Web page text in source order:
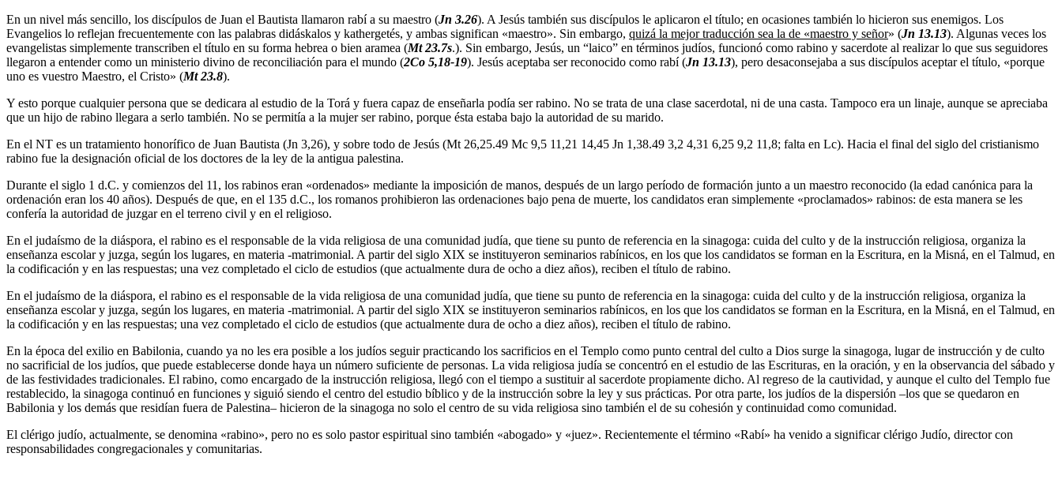
En un nivel más sencillo, los discípulos de Juan el Bautista llamaron rabí a su maestro (Jn 3.26). A Jesús también sus discípulos le aplicaron el título; en ocasiones también lo hicieron sus enemigos. Los
Evangelios lo reflejan frecuentemente con las palabras didáskalos y kathergetés, y ambas significan «maestro». Sin embargo, quizá la mejor traducción sea la de «maestro y señor» (Jn 13.13). Algunas veces los
evangelistas simplemente transcriben el título en su forma hebrea o bien aramea (Mt 23.7s.). Sin embargo, Jesús, un “laico” en términos judíos, funcionó como rabino y sacerdote al realizar lo que sus seguidores
llegaron a entender como un ministerio divino de reconciliación para el mundo (2Co 5,18-19). Jesús aceptaba ser reconocido como rabí (Jn 13.13), pero desaconsejaba a sus discípulos aceptar el título, «porque
uno es vuestro Maestro, el Cristo» (Mt 23.8).
Y esto porque cualquier persona que se dedicara al estudio de la Torá y fuera capaz de enseñarla podía ser rabino. No se trata de una clase sacerdotal, ni de una casta. Tampoco era un linaje, aunque se apreciaba
que un hijo de rabino llegara a serlo también. No se permitía a la mujer ser rabino, porque ésta estaba bajo la autoridad de su marido.
En el NT es un tratamiento honorífico de Juan Bautista (Jn 3,26), y sobre todo de Jesús (Mt 26,25.49 Mc 9,5 11,21 14,45 Jn 1,38.49 3,2 4,31 6,25 9,2 11,8; falta en Lc). Hacia el final del siglo del cristianismo
rabino fue la designación oficial de los doctores de la ley de la antigua palestina.
Durante el siglo 1 d.C. y comienzos del 11, los rabinos eran «ordenados» mediante la imposición de manos, después de un largo período de formación junto a un maestro reconocido (la edad canónica para la
ordenación eran los 40 años). Después de que, en el 135 d.C., los romanos prohibieron las ordenaciones bajo pena de muerte, los candidatos eran simplemente «proclamados» rabinos: de esta manera se les
confería la autoridad de juzgar en el terreno civil y en el religioso.
En el judaísmo de la diáspora, el rabino es el responsable de la vida religiosa de una comunidad judía, que tiene su punto de referencia en la sinagoga: cuida del culto y de la instrucción religiosa, organiza la
enseñanza escolar y juzga, según los lugares, en materia -matrimonial. A partir del siglo XIX se instituyeron seminarios rabínicos, en los que los candidatos se forman en la Escritura, en la Misná, en el Talmud, en
la codificación y en las respuestas; una vez completado el ciclo de estudios (que actualmente dura de ocho a diez años), reciben el título de rabino.
En el judaísmo de la diáspora, el rabino es el responsable de la vida religiosa de una comunidad judía, que tiene su punto de referencia en la sinagoga: cuida del culto y de la instrucción religiosa, organiza la
enseñanza escolar y juzga, según los lugares, en materia -matrimonial. A partir del siglo XIX se instituyeron seminarios rabínicos, en los que los candidatos se forman en la Escritura, en la Misná, en el Talmud, en
la codificación y en las respuestas; una vez completado el ciclo de estudios (que actualmente dura de ocho a diez años), reciben el título de rabino.
En la época del exilio en Babilonia, cuando ya no les era posible a los judíos seguir practicando los sacrificios en el Templo como punto central del culto a Dios surge la sinagoga, lugar de instrucción y de culto
no sacrificial de los judíos, que puede establecerse donde haya un número suficiente de personas. La vida religiosa judía se concentró en el estudio de las Escrituras, en la oración, y en la observancia del sábado y
de las festividades tradicionales. El rabino, como encargado de la instrucción religiosa, llegó con el tiempo a sustituir al sacerdote propiamente dicho. Al regreso de la cautividad, y aunque el culto del Templo fue
restablecido, la sinagoga continuó en funciones y siguió siendo el centro del estudio bíblico y de la instrucción sobre la ley y sus prácticas. Por otra parte, los judíos de la dispersión –los que se quedaron en
Babilonia y los demás que residían fuera de Palestina– hicieron de la sinagoga no solo el centro de su vida religiosa sino también el de su cohesión y continuidad como comunidad.
El clérigo judío, actualmente, se denomina «rabino», pero no es solo pastor espiritual sino también «abogado» y «juez». Recientemente el término «Rabí» ha venido a significar clérigo Judío, director con
responsabilidades congregacionales y comunitarias.